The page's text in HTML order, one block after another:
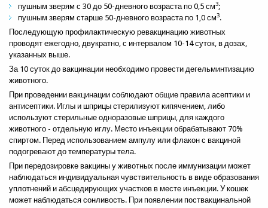
пушным зверям с 30 до 50-дневного возраста по 0,5 см3;
пушным зверям старше 50-дневного возраста по 1,0 см3.
Последующую профилактическую ревакцинацию животных
проводят ежегодно, двукратно, с интервалом 10-14 суток, в дозах,
указанных выше.
За 10 суток до вакцинации необходимо провести дегельминтизацию
животного.
При проведении вакцинации соблюдают общие правила асептики и
антисептики. Иглы и шприцы стерилизуют кипячением, либо
используют стерильные одноразовые шприцы, для каждого
животного - отдельную иглу. Место инъекции обрабатывают 70%
спиртом. Перед использованием ампулу или флакон с вакциной
подогревают до температуры тела.
При передозировке вакцины у животных после иммунизации может
наблюдаться индивидуальная чувствительность в виде образования
уплотнений и абсцедирующих участков в месте инъекции. У кошек
может наблюдаться сонливость. При появлении поствакцинальной